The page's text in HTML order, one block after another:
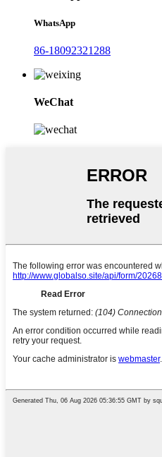
WhatsApp
86-18092321288
WeChat